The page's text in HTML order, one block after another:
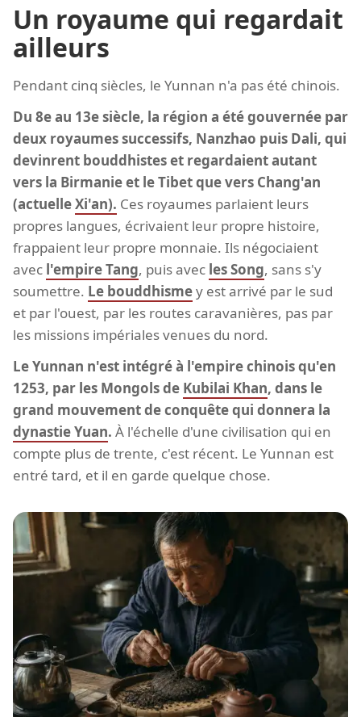
Un royaume qui regardait
ailleurs
Pendant cinq siècles, le Yunnan n'a pas été chinois.
Du 8e au 13e siècle, la région a été gouvernée par
deux royaumes successifs, Nanzhao puis Dali, qui
devinrent bouddhistes et regardaient autant
vers la Birmanie et le Tibet que vers Chang'an
(actuelleXi'an). Ces royaumes parlaient leurs
propres langues, écrivaient leur propre histoire,
frappaient leur propre monnaie. Ils négociaient
avec l'empire Tang, puis avec les Song, sans s'y
soumettre. Le bouddhismey est arrivé par le sud
et par l'ouest, par les routes caravanières, pas par
les missions impériales venues du nord.
Le Yunnan n'est intégré à l'empire chinois qu'en
1253, par les Mongols de Kubilai Khan, dans le
grand mouvement de conquête qui donnera la
dynastie Yuan. À l'échelle d'une civilisation qui en
compte plus de trente, c'est récent. Le Yunnan est
entré tard, et il en garde quelque chose.